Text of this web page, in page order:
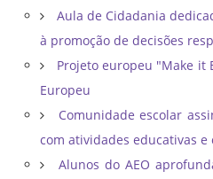
Aula de Cidadania
à promoção de decisões
Projeto europeu "Make it
Europeu
Comunidade escolar
com atividades educativas e
Alunos do AEO